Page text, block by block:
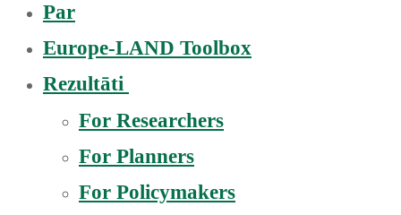
Par
Europe-LAND Toolbox
Rezultāti
For Researchers
For Planners
For Policymakers